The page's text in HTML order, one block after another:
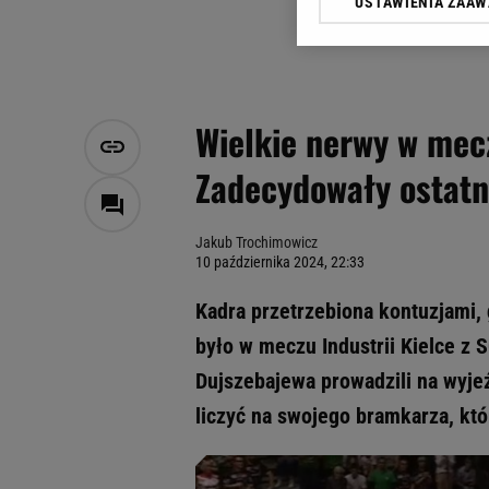
Wielkie nerwy w
Zadecydowały
Jakub Trochimowicz
10 października 2024, 22:33
Kadra przetrzebiona
było w meczu Industrii Kielce z
Dujszebajewa prowadzili na
liczyć na swojego bramkarza,
Klikając „Akceptuję”
Zaufanych Partnerów i
My, nasi Zaufani
Przechowywanie